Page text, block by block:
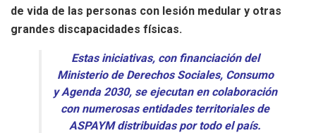
de vida de las personas con lesión medular y otras
grandes discapacidades físicas.
Estas iniciativas, con financiación del
Ministerio de Derechos Sociales, Consumo
y Agenda 2030, se ejecutan en colaboración
con numerosas entidades territoriales de
ASPAYM distribuidas por todo el país.